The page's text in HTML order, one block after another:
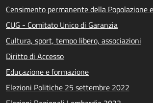
Censimento permanente della Popolazione
CUG - Comitato Unico di Garanzia
Cultura, sport, tempo libero, associazioni
Diritto di Accesso
Educazione e formazione
Elezioni Politiche 25 settembre 2022